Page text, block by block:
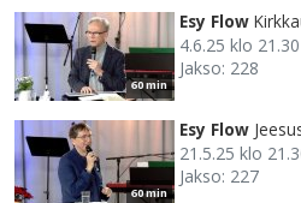
60 min
Esy Flow
4.6.25 klo 21.30
Jakso: 228
60 min
Esy Flow
21.5.25 klo
Jakso: 227